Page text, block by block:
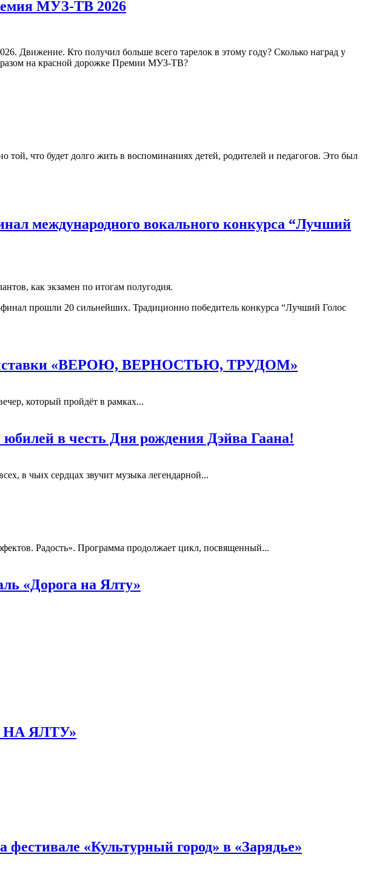
МУЗ-ТВ 2026
Кто получил больше всего тарелок в этому году? Сколько наград у
на красной дорожке Премии МУЗ-ТВ?
что будет долго жить в воспоминаниях детей, родителей и педагогов. Это был
международного вокального конкурса “Лучший
как экзамен по итогам полугодия.
прошли 20 сильнейших. Традиционно победитель конкурса “Лучший Голос
выставки «ВЕРОЮ, ВЕРНОСТЬЮ, ТРУДОМ»
который пройдёт в рамках...
в честь Дня рождения Дэйва Гаана!
в чьих сердцах звучит музыка легендарной...
Радость». Программа продолжает цикл, посвященный...
«Дорога на Ялту»
НА ЯЛТУ»
«Культурный город» в «Зарядье»